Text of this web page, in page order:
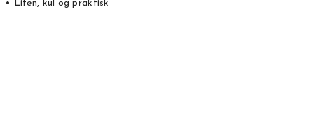
• Liten, kul og praktisk